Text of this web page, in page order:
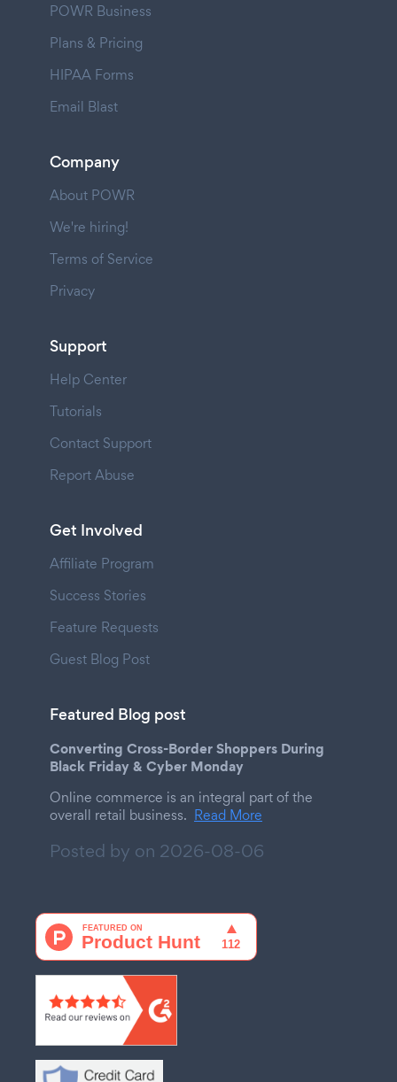
POWR Business
Plans & Pricing
HIPAA Forms
Email Blast
Company
About POWR
We're hiring!
Terms of Service
Privacy
Support
Help Center
Tutorials
Contact Support
Report Abuse
Get Involved
Affiliate Program
Success Stories
Feature Requests
Guest Blog Post
Featured Blog post
Converting Cross-Border Shoppers During
Black Friday & Cyber Monday
Online commerce is an integral part of the
overall retail business. Read More
Posted by on 2026-08-06